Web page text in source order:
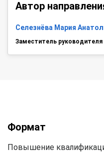
Автор
Селезнёва Мария
Заместитель
Формат
Повышение